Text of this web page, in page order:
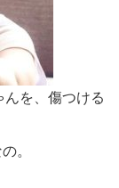
を、傷つける
。